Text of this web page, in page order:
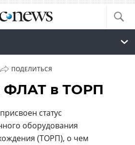
ПОДЕЛИТЬСЯ
ФЛАТ в ТОРП
присвоен статус
оборудования
(ТОРП), о чем